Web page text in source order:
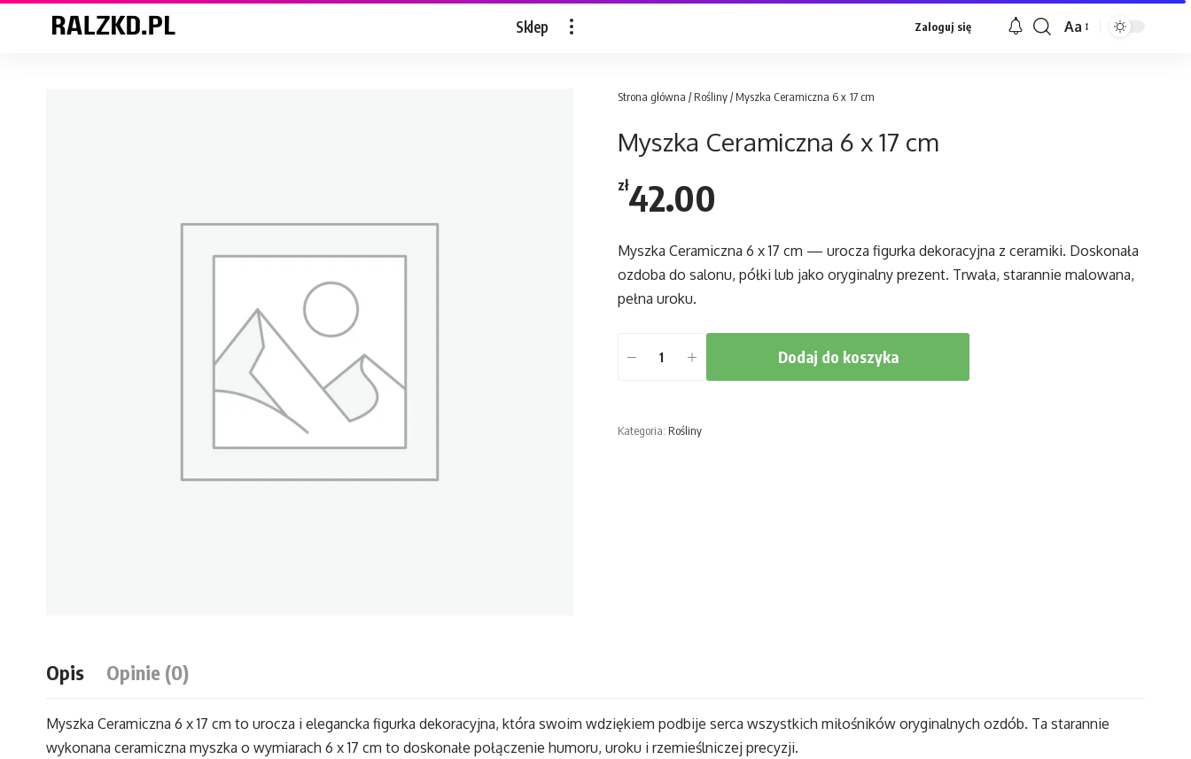
Sklep Zaloguj się
Font
Aa
Strona główna /Rośliny/ Myszka Ceramiczna 6 x 17 cm
Myszka Ceramiczna 6 x 17 cm
zł42.00
Myszka Ceramiczna 6 x 17 cm — urocza figurka dekoracyjna z ceramiki. Doskonała
ozdoba do salonu, półki lub jako oryginalny prezent. Trwała, starannie malowana,
pełna uroku.
6
Dodaj do koszyka
Kategoria: Rośliny
Opis Opinie (0)
Myszka Ceramiczna 6 x 17 cm to urocza i elegancka figurka dekoracyjna, która swoim wdziękiem podbije serca wszystkich miłośników oryginalnych ozdób. Ta starannie
wykonana ceramiczna myszka o wymiarach 6 x 17 cm to doskonałe połączenie humoru, uroku i rzemieślniczej precyzji.